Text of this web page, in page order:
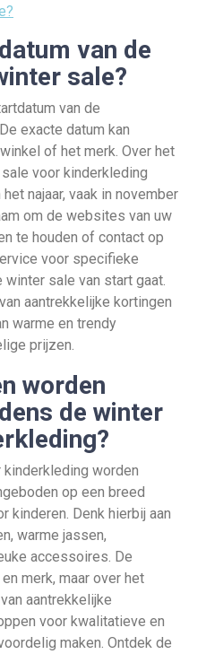
van de
sale?
van de
exacte datum kan
of het merk. Over het
voor kinderkleding
najaar, vaak in november
om de websites van uw
te houden of contact op
voor specifieke
sale van start gaat.
aantrekkelijke kortingen
warme en trendy
prijzen.
worden
de winter
worden
op een breed
kinderen. Denk hierbij aan
warme jassen,
accessoires. De
merk, maar over het
aantrekkelijke
voor kwalitatieve en
maken. Ontdek de